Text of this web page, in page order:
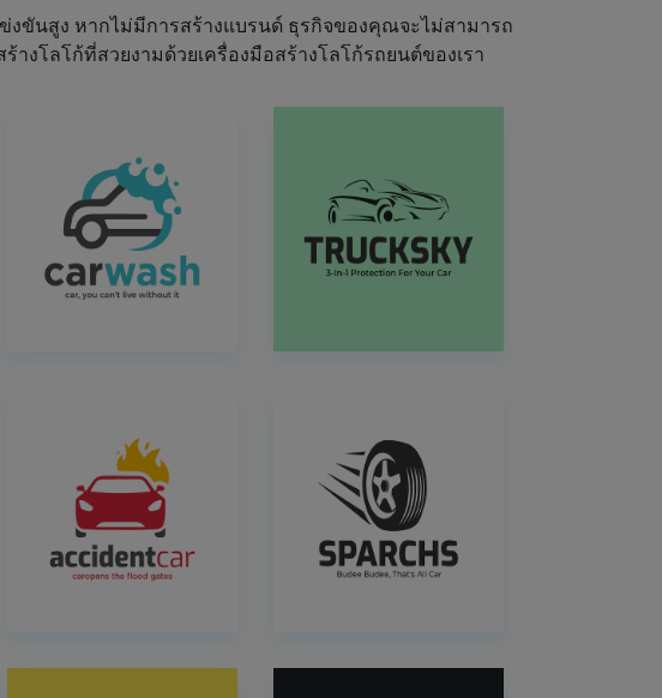
ขันสูง หากไม่มีการสร้างแบรนด์ ธุรกิจของคุณจะไม่สามารถ
งโลโก้ที่สวยงามด้วยเครื่องมือสร้างโลโก้รถยนต์ของเรา